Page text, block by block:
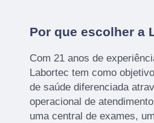
Por que escolher a
Com 21 anos de
Labortec tem como
de saúde diferenciada
operacional de
uma central de exames,